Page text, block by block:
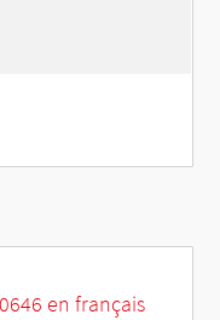
en français